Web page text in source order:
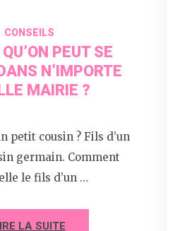
CONSEILS
PEUT SE
N’IMPORTE
MAIRIE ?
petit cousin ? Fils d’un
germain. Comment
le fils d’un …
LA SUITE